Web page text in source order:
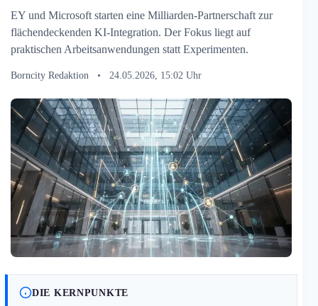
EY und Microsoft starten eine Milliarden-Partnerschaft zur
flächendeckenden KI-Integration. Der Fokus liegt auf
praktischen Arbeitsanwendungen statt Experimenten.
Borncity Redaktion • 24.05.2026, 15:02 Uhr
DIE KERNPUNKTE